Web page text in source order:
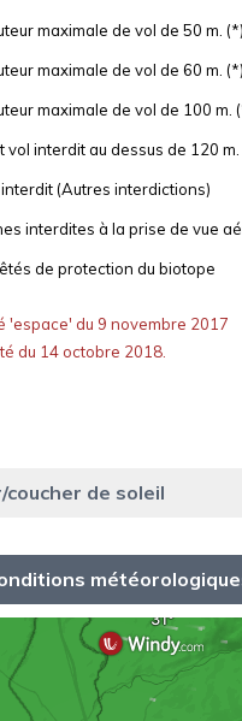
maximale de vol de 50 m. (*)
maximale de vol de 60 m. (*)
maximale de vol de 100 m.
vol interdit au dessus de 120 m.
(Autres interdictions)
interdites à la prise de vue
de protection du biotope
'espace' du 9 novembre 2017
du 14 octobre 2018.
coucher de soleil